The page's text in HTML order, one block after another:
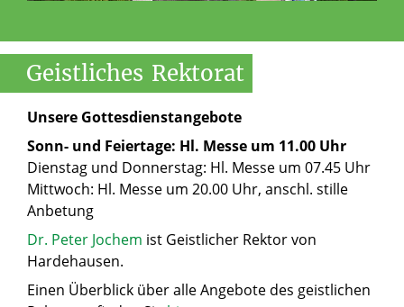
Geistliches Rektorat
Unsere Gottesdienstangebote
Sonn- und Feiertage: Hl. Messe um 11.00 Uhr
Dienstag und Donnerstag: Hl. Messe um 07.45 Uhr
Mittwoch: Hl. Messe um 20.00 Uhr, anschl. stille
Anbetung
Dr. Peter Jochem ist Geistlicher Rektor von
Hardehausen.
Einen Überblick über alle Angebote des geistlichen